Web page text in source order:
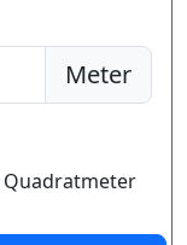
Meter
Quadratmeter